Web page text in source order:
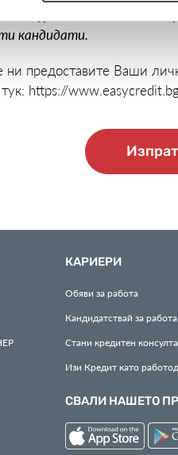
по смисъла на ЗЗЛД.
кандидати.
ни предоставите Ваши
https://
КАРИЕРИ
Обяви за работа
Кандидатствай за работа
Стани кредитен
Изи Кредит като
СВАЛИ НАШЕТО